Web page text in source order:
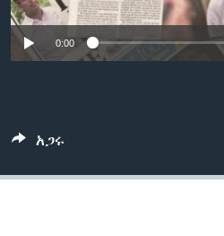
ቋንቋዎች
0:00
አጋሩ